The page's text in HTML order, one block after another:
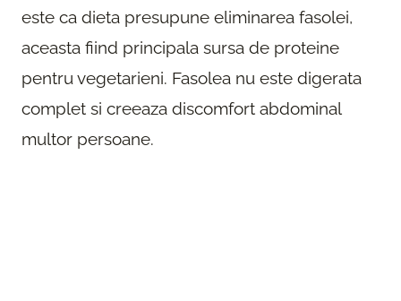
este ca dieta presupune eliminarea fasolei,
aceasta fiind principala sursa de proteine
pentru vegetarieni. Fasolea nu este digerata
complet si creeaza discomfort abdominal
multor persoane.